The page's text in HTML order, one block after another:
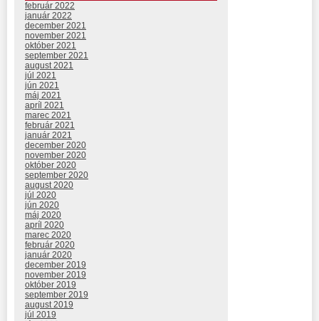
február 2022
január 2022
december 2021
november 2021
október 2021
september 2021
august 2021
júl 2021
jún 2021
máj 2021
apríl 2021
marec 2021
február 2021
január 2021
december 2020
november 2020
október 2020
september 2020
august 2020
júl 2020
jún 2020
máj 2020
apríl 2020
marec 2020
február 2020
január 2020
december 2019
november 2019
október 2019
september 2019
august 2019
júl 2019